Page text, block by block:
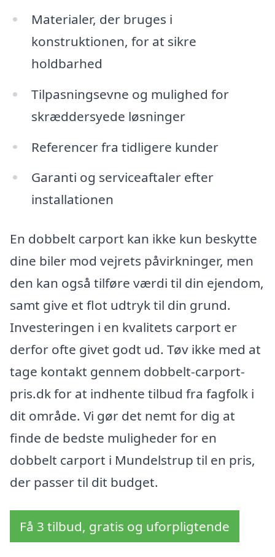
Materialer, der bruges i
konstruktionen, for at sikre
holdbarhed
Tilpasningsevne og mulighed for
skræddersyede løsninger
Referencer fra tidligere kunder
Garanti og serviceaftaler efter
installationen
En dobbelt carport kan ikke kun beskytte
dine biler mod vejrets påvirkninger, men
den kan også tilføre værdi til din ejendom,
samt give et flot udtryk til din grund.
Investeringen i en kvalitets carport er
derfor ofte givet godt ud. Tøv ikke med at
tage kontakt gennem dobbelt-carport-
pris.dk for at indhente tilbud fra fagfolk i
dit område. Vi gør det nemt for dig at
finde de bedste muligheder for en
dobbelt carport i Mundelstrup til en pris,
der passer til dit budget.
Få 3 tilbud, gratis og uforpligtende